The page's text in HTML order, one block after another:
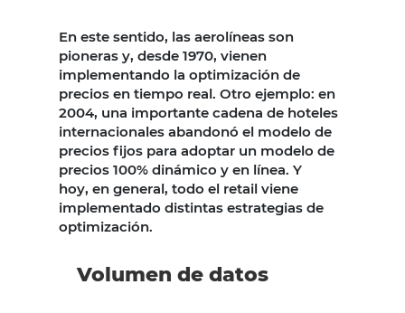
En este sentido, las aerolíneas son
pioneras y, desde 1970, vienen
implementando la optimización de
precios en tiempo real. Otro ejemplo: en
2004, una importante cadena de hoteles
internacionales abandonó el modelo de
precios fijos para adoptar un modelo de
precios 100% dinámico y en línea. Y
hoy, en general, todo el retail viene
implementado distintas estrategias de
optimización.
Volumen de datos